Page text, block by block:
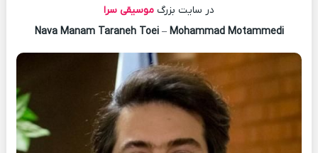
در سایت بزرگ موسیقی سرا
Nava Manam Taraneh Toei– Mohammad Motammedi